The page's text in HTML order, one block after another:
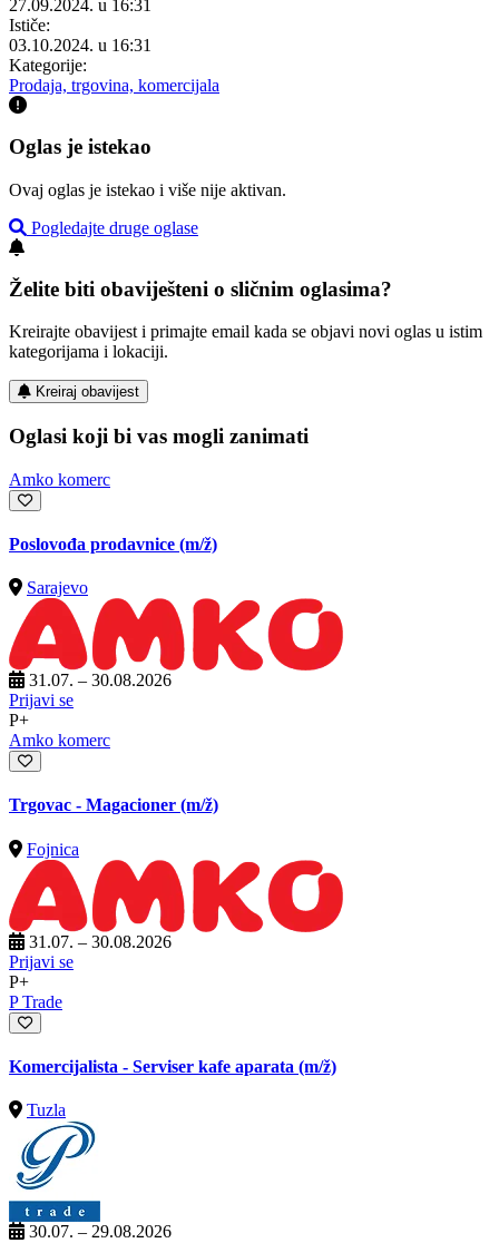
27.09.2024. u 16:31
Ističe:
03.10.2024. u 16:31
Kategorije:
Prodaja, trgovina, komercijala
Oglas je istekao
Ovaj oglas je istekao i više nije aktivan.
Pogledajte druge oglase
Želite biti obaviješteni o sličnim oglasima?
Kreirajte obavijest i primajte email kada se objavi novi oglas u istim
kategorijama i lokaciji.
Kreiraj obavijest
Oglasi koji bi vas mogli zanimati
Amko komerc
Poslovođa prodavnice (m/ž)
Sarajevo
31.07. – 30.08.2026
Prijavi se
P+
Amko komerc
Trgovac - Magacioner (m/ž)
Fojnica
31.07. – 30.08.2026
Prijavi se
P+
P Trade
Komercijalista - Serviser kafe aparata (m/ž)
Tuzla
30.07. – 29.08.2026